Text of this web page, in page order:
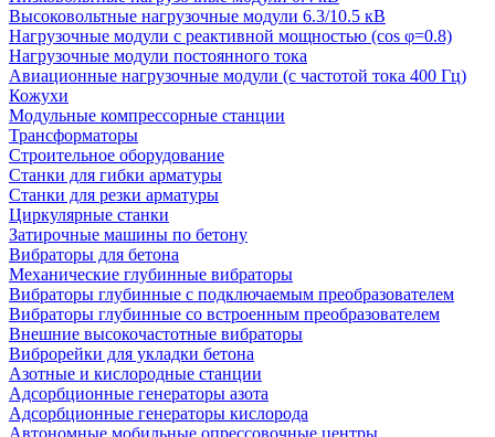
Высоковольтные нагрузочные модули 6.3/10.5 кВ
Нагрузочные модули с реактивной мощностью (cos φ=0.8)
Нагрузочные модули постоянного тока
Авиационные нагрузочные модули (с частотой тока 400 Гц)
Кожухи
Модульные компрессорные станции
Трансформаторы
Строительное оборудование
Станки для гибки арматуры
Станки для резки арматуры
Циркулярные станки
Затирочные машины по бетону
Вибраторы для бетона
Механические глубинные вибраторы
Вибраторы глубинные с подключаемым преобразователем
Вибраторы глубинные со встроенным преобразователем
Внешние высокочастотные вибраторы
Виброрейки для укладки бетона
Азотные и кислородные станции
Адсорбционные генераторы азота
Адсорбционные генераторы кислорода
Автономные мобильные опрессовочные центры